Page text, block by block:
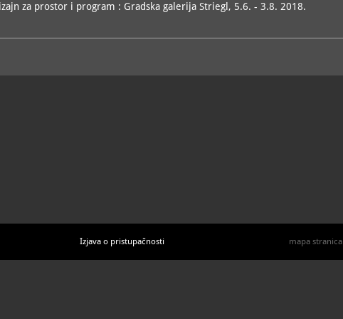
za prostor i program : Gradska galerija Striegl, 5.6. - 3.8. 2018.
Izjava o pristupačnosti mapa stranica